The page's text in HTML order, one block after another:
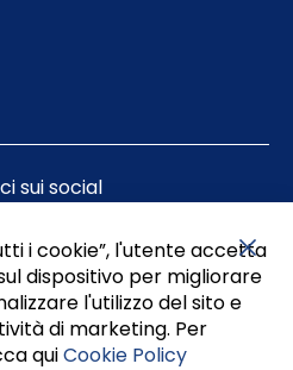
sui social
i cookie”, l'utente accetta
dispositivo per migliorare
l'utilizzo del sito e
di marketing. Per
quiCookie Policy